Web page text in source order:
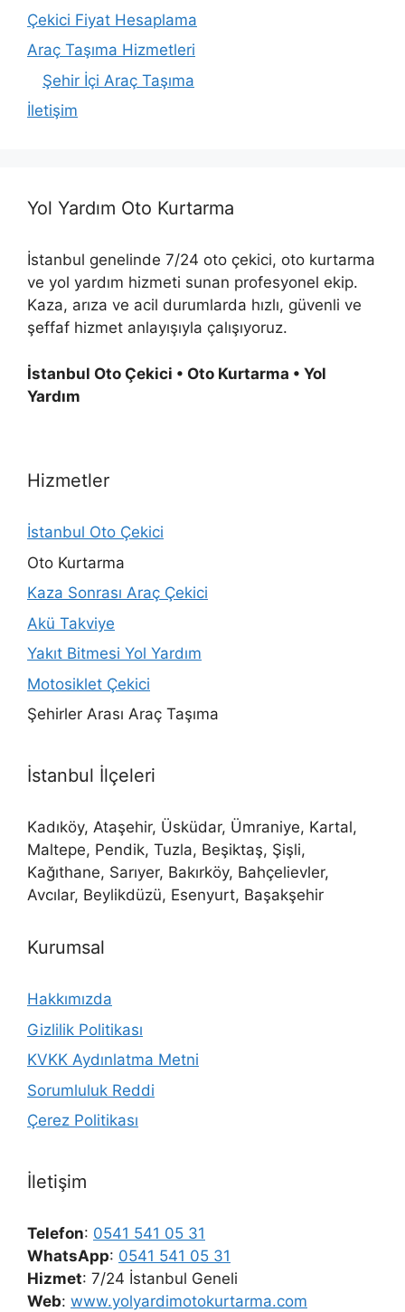
Çekici Fiyat Hesaplama
Araç Taşıma Hizmetleri
Şehir İçi Araç Taşıma
İletişim
Yol Yardım Oto Kurtarma
İstanbul genelinde 7/24 oto çekici, oto kurtarma
ve yol yardım hizmeti sunan profesyonel ekip.
Kaza, arıza ve acil durumlarda hızlı, güvenli ve
şeffaf hizmet anlayışıyla çalışıyoruz.
İstanbul Oto Çekici • Oto Kurtarma • Yol
Yardım
Hizmetler
İstanbul Oto Çekici
Oto Kurtarma
Kaza Sonrası Araç Çekici
Akü Takviye
Yakıt Bitmesi Yol Yardım
Motosiklet Çekici
Şehirler Arası Araç Taşıma
İstanbul İlçeleri
Kadıköy, Ataşehir, Üsküdar, Ümraniye, Kartal,
Maltepe, Pendik, Tuzla, Beşiktaş, Şişli,
Kağıthane, Sarıyer, Bakırköy, Bahçelievler,
Avcılar, Beylikdüzü, Esenyurt, Başakşehir
Kurumsal
Hakkımızda
Gizlilik Politikası
KVKK Aydınlatma Metni
Sorumluluk Reddi
Çerez Politikası
İletişim
Telefon: 0541 541 05 31
WhatsApp: 0541 541 05 31
Hizmet: 7/24 İstanbul Geneli
Web: www.yolyardimotokurtarma.com